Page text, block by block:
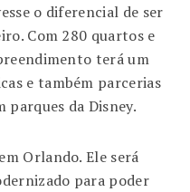
o diferencial de ser
Com 280 quartos e
terá um
e também parcerias
da Disney.
Orlando. Ele será
para poder